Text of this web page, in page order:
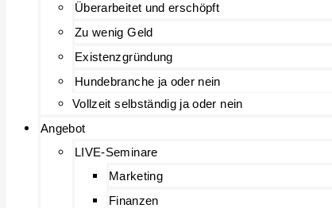
Überarbeitet und erschöpft
Zu wenig Geld
Existenzgründung
Hundebranche ja oder nein
Vollzeit selbständig ja oder nein
Angebot
LIVE-Seminare
Marketing
Finanzen